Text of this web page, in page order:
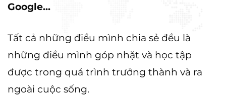
Google...
Tất cả những điều mình chia sẻ đều là
những điều mình góp nhặt và học tập
được trong quá trình trưởng thành và ra
ngoài cuộc sống.